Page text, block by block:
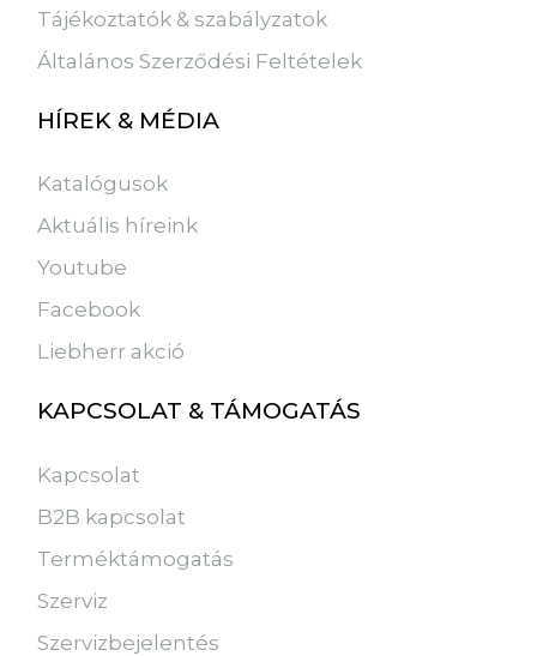
Tájékoztatók & szabályzatok
Általános Szerződési Feltételek
HÍREK & MÉDIA
Katalógusok
Aktuális híreink
Youtube
Facebook
Liebherr akció
KAPCSOLAT & TÁMOGATÁS
Kapcsolat
B2B kapcsolat
Terméktámogatás
Szerviz
Szervizbejelentés